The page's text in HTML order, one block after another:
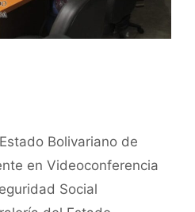
Bolivariano de
en Videoconferencia
Social